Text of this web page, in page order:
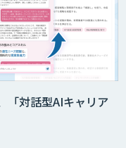
「対話型AIキャリア